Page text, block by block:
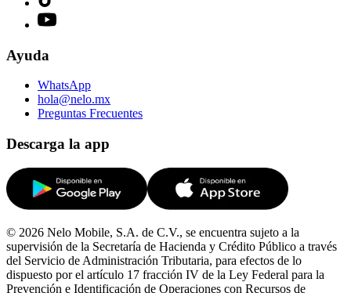
Ayuda
WhatsApp
hola@nelo.mx
Preguntas Frecuentes
Descarga la app
© 2026 Nelo Mobile, S.A. de C.V., se encuentra sujeto a la
supervisión de la Secretaría de Hacienda y Crédito Público a través
del Servicio de Administración Tributaria, para efectos de lo
dispuesto por el artículo 17 fracción IV de la Ley Federal para la
Prevención e Identificación de Operaciones con Recursos de